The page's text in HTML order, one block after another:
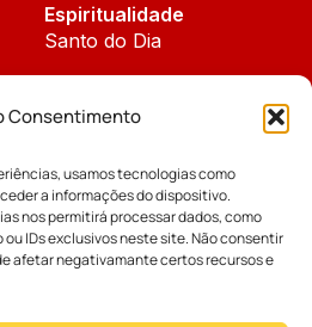
Consentimento
usamos tecnologias como
a informações do dispositivo.
nos permitirá processar dados, como
IDs exclusivos neste site. Não consentir
afetar negativamante certos recursos e
Espiritualidade
Santo do Dia
Cúria Diocesana
Fundo Diocesano